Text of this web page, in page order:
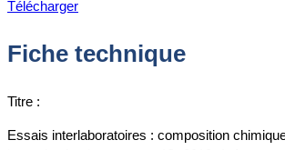
Télécharger
Fiche technique
Titre :
Essais interlaboratoires : composition